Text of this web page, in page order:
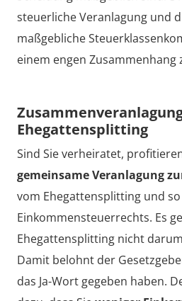
steuerliche Veranlagung und
maßgebliche
einem engen Zusammenhang
Ehegattensplitting
Sind Sie verheiratet,
gemeinsame Veranlagung
vom Ehegattensplitting und
Einkommensteuerrechts. Es
Ehegattensplitting nicht
Damit belohnt der
das Ja-Wort gegeben haben.